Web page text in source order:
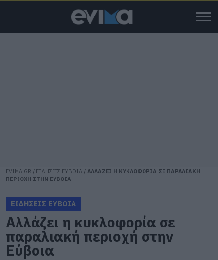
EVIMA.GR / ΕΙΔΗΣΕΙΣ ΕΥΒΟΙΑ / ΑΛΛΑΖΕΙ Η ΚΥΚΛΟΦΟΡΙΑ ΣΕ ΠΑΡΑΛΙΑΚΗ
ΠΕΡΙΟΧΗ ΣΤΗΝ ΕΥΒΟΙΑ
ΕΙΔΗΣΕΙΣ ΕΥΒΟΙΑ
Αλλάζει η κυκλοφορία σε
παραλιακή περιοχή στην
Εύβοια